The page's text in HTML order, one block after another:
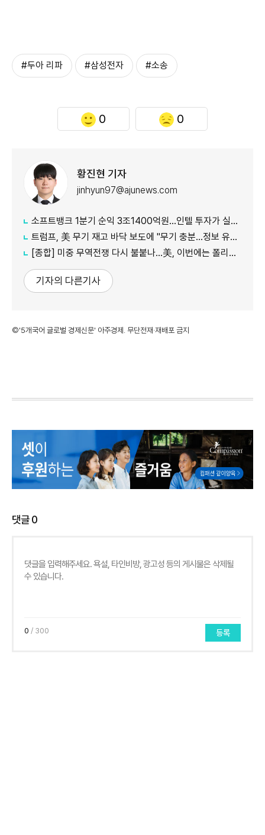
#두아 리파 #삼성전자 #소송
0 0
황진현 기자
jinhyun97@ajunews.com
소프트뱅크 1분기 순익 3조1400억원…인텔 투자가 실적 견인
트럼프, 美 무기 재고 바닥 보도에 "무기 충분…정보 유출자에 장기형"
[종합] 미중 무역전쟁 다시 불붙나…美, 이번에는 폴리실리콘 관세 15% 추진
기자의 다른기사
©'5개국어 글로벌 경제신문' 아주경제. 무단전재·재배포 금지
댓글0
0 / 300 등록